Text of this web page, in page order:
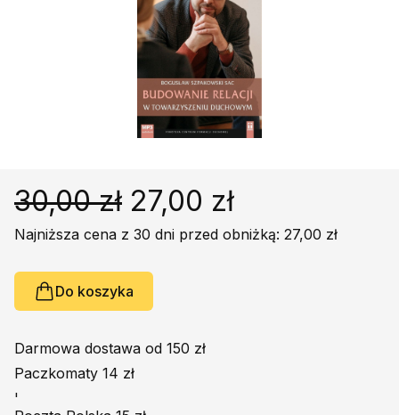
Poradniki, leksykony...
Podręczniki szkolne
Promocja
30,00 zł 27,00 zł
Najniższa cena z 30 dni przed obniżką: 27,00 zł
Do koszyka
Darmowa dostawa od 150 zł
Paczkomaty 14 zł
'